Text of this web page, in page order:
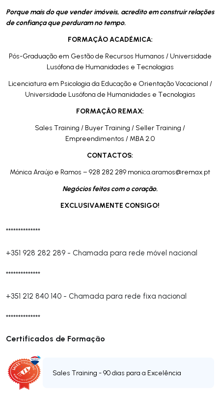
Porque mais do que vender imóveis, acredito em construir relações
de confiança que perduram no tempo.
FORMAÇÂO ACADÉMICA:
Pós-Graduação em Gestão de Recursos Humanos / Universidade
Lusófona de Humanidades e Tecnologias
Licenciatura em Psicologia da Educação e Orientação Vocacional /
Universidade Lusófona de Humanidades e Tecnologias
FORMAÇÂO REMAX:
Sales Training / Buyer Training / Seller Training /
Empreendimentos / MBA 2.0
CONTACTOS:
Mónica Araújo e Ramos – 928 282 289 monica.aramos@remax.pt
Negócios feitos com o coração.
EXCLUSIVAMENTE CONSIGO!
**************
+351 928 282 289 - Chamada para rede móvel nacional
**************
+351 212 840 140 - Chamada para rede fixa nacional
**************
Certificados de Formação
Sales Training - 90 dias para a Excelência